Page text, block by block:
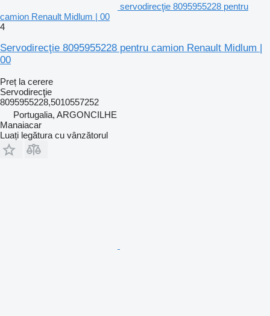
servodirecţie 8095955228 pentru
camion Renault Midlum | 00
4
Servodirecţie 8095955228 pentru camion Renault Midlum |
00
Preț la cerere
Servodirecţie
8095955228,5010557252
Portugalia, ARGONCILHE
Manaiacar
Luați legătura cu vânzătorul